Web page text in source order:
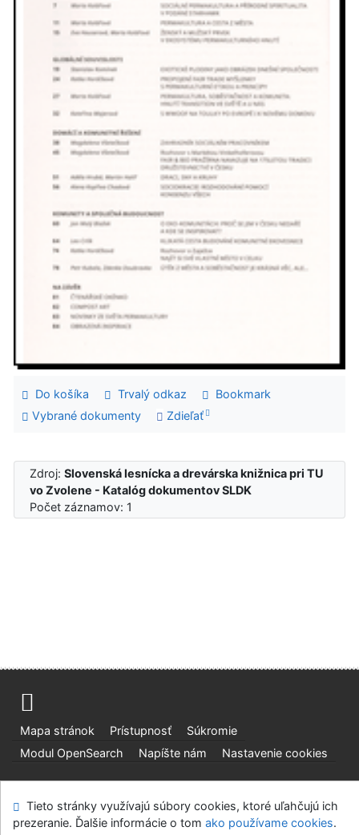
Do košíka Trvalý odkaz
Bookmark
Vybrané dokumenty
Zdieľať
Zdroj:Slovenská lesnícka a drevárska knižnica pri TU
vo Zvolene - Katalóg dokumentov SLDK
Počet záznamov: 1
Mapa stránok Prístupnosť
Súkromie
Modul OpenSearch
Napíšte nám Nastavenie cookies
univerzite vo Zvolene
©1993-2026IPAC v.4.8.63a -Cosmotron Slovakia, s.r.o.
Tieto stránky využívajú súbory cookies, ktoré uľahčujú ich
prezeranie. Ďalšie informácie o tom ako používame cookies.